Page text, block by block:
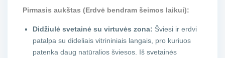
Pirmasis aukštas (Erdvė bendram šeimos laikui):
Didžiulė svetainė su virtuvės zona: Šviesi ir erdvi
patalpa su dideliais vitrininiais langais, pro kuriuos
patenka daug natūralios šviesos. Iš svetainės